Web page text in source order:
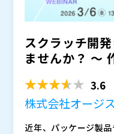
スクラッチ開
ませんか？ ～
3.6
株式会社オージ
近年、パッケージ製